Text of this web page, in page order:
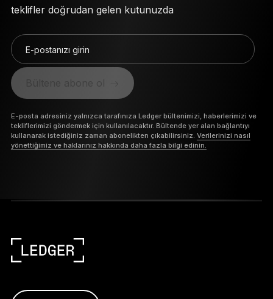
teklifler doğrudan gelen kutunuzda
E-postanızı girin
E-posta adresiniz yalnızca tarafınıza Ledger bültenimizi, haberlerimizi ve
tekliflerimizi göndermek için kullanılacaktır. Bültende yer alan bağlantıyı
kullanarak istediğiniz zaman abonelikten çıkabilirsiniz. Verilerinizi nasıl
yönettiğimiz ve haklarınız hakkında daha fazla bilgi edinin.